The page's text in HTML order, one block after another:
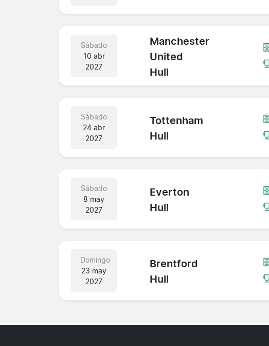
Sábado
10 abr
2027
Manchester
United
Hull
Sábado
24 abr
2027
Tottenham
Hull
Sábado
8 may
2027
Everton
Hull
Domingo
23 may
2027
Brentford
Hull